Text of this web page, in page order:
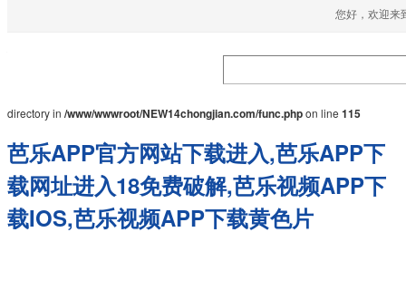
: file_put_contents(./cachefile_yuan/52-
directory in /www/wwwroot/NEW14chongjian.com/func.phpon line 115
芭乐APP官方网站下载进入,芭乐APP下
载网址进入18免费破解,芭乐视频APP下
载IOS,芭乐视频APP下载黄色片
您好，欢迎来